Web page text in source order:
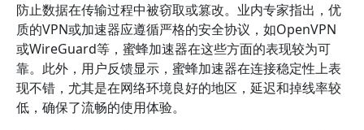
防止数据在传输过程中被窃取或篡改。业内专家指出，优
质的VPN或加速器应遵循严格的安全协议，如OpenVPN
或WireGuard等，蜜蜂加速器在这些方面的表现较为可
靠。此外，用户反馈显示，蜜蜂加速器在连接稳定性上表
现不错，尤其是在网络环境良好的地区，延迟和掉线率较
低，确保了流畅的使用体验。